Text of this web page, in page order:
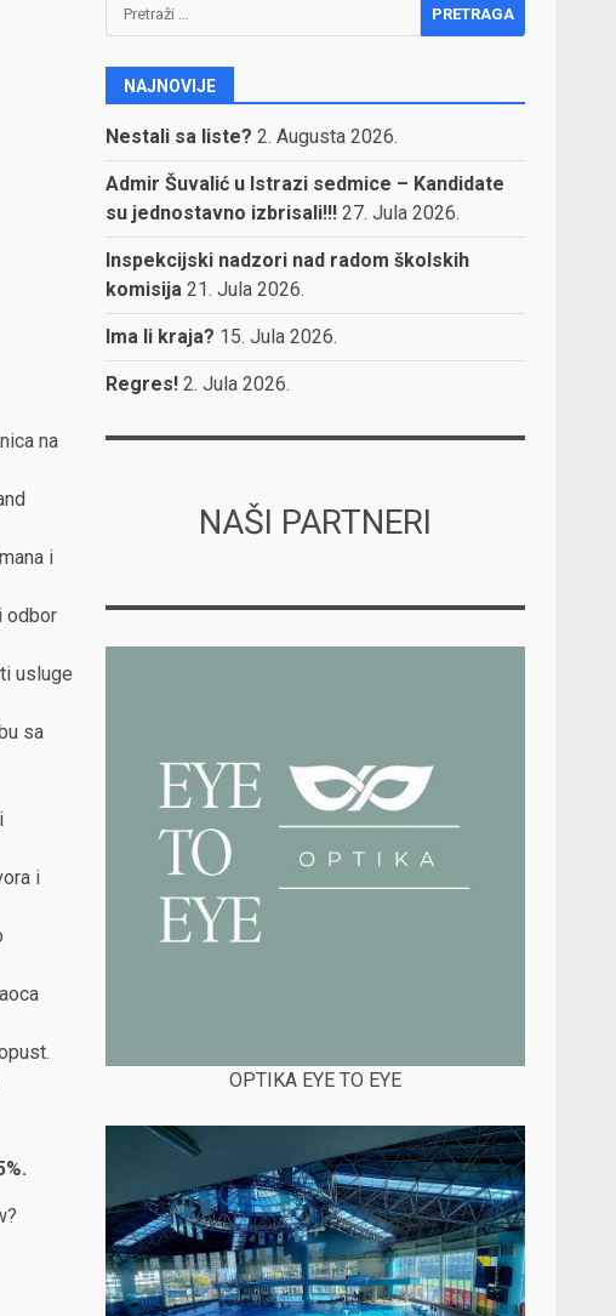
na
i
odbor
usluge
sa
i
NAJNOVIJE
Nestali sa liste? 2. Augusta 2026.
Admir Šuvalić u Istrazi sedmice – Kandidate
su jednostavno izbrisali!!! 27. Jula 2026.
Inspekcijski nadzori nad radom školskih
komisija 21. Jula 2026.
Ima li kraja? 15. Jula 2026.
Regres! 2. Jula 2026.
NAŠI PARTNERI
OPTIKA EYE TO EYE